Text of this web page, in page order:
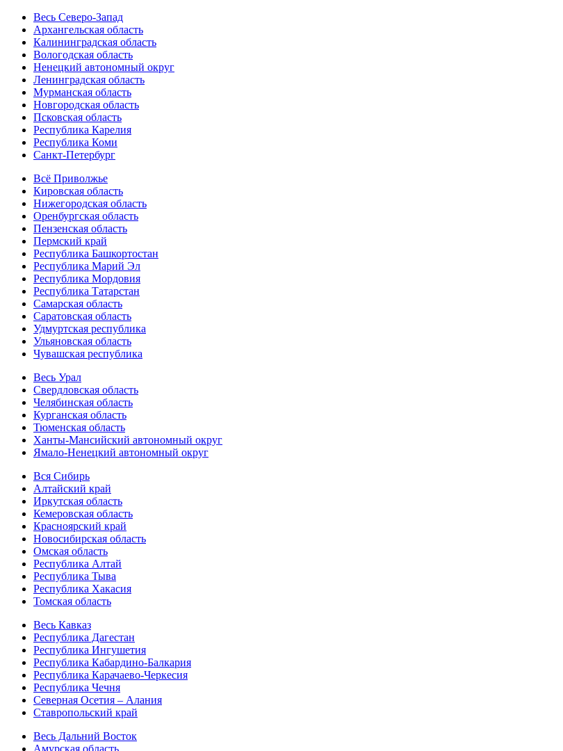
Весь Северо-Запад
Архангельская область
Калининградская область
Вологодская область
Ненецкий автономный округ
Ленинградская область
Мурманская область
Новгородская область
Псковская область
Республика Карелия
Республика Коми
Санкт-Петербург
Всё Приволжье
Кировская область
Нижегородская область
Оренбургская область
Пензенская область
Пермский край
Республика Башкортостан
Республика Марий Эл
Республика Мордовия
Республика Татарстан
Самарская область
Саратовская область
Удмуртская республика
Ульяновская область
Чувашская республика
Весь Урал
Свердловская область
Челябинская область
Курганская область
Тюменская область
Ханты-Мансийский автономный округ
Ямало-Ненецкий автономный округ
Вся Сибирь
Алтайский край
Иркутская область
Кемеровская область
Красноярский край
Новосибирская область
Омская область
Республика Алтай
Республика Тыва
Республика Хакасия
Томская область
Весь Кавказ
Республика Дагестан
Республика Ингушетия
Республика Кабардино-Балкария
Республика Карачаево-Черкесия
Республика Чечня
Северная Осетия – Алания
Ставропольский край
Весь Дальний Восток
Амурская область